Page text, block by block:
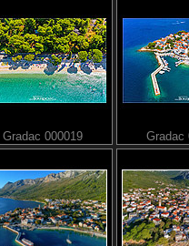
Gradac 000019 Gradac